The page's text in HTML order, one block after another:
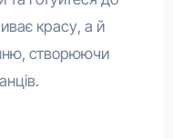
красу, а й
створюючи